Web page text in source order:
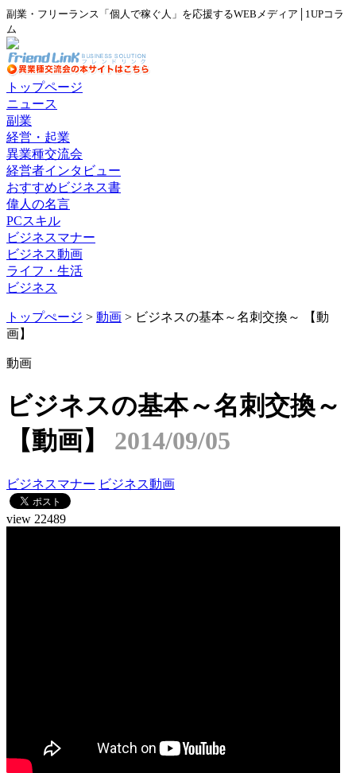
副業・フリーランス「個人で稼ぐ人」を応援するWEBメディア│1UPコラ
ム
トップページ
ニュース
副業
経営・起業
異業種交流会
経営者インタビュー
おすすめビジネス書
偉人の名言
PCスキル
ビジネスマナー
ビジネス動画
ライフ・生活
ビジネス
トップぺージ > 動画 > ビジネスの基本～名刺交換～ 【動
画】
動画
ビジネスの基本～名刺交換～
【動画】 2014/09/05
ビジネスマナー ビジネス動画
view 22489